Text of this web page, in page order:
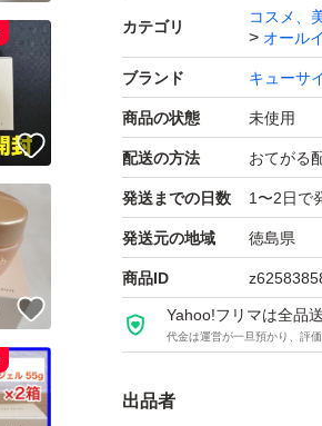
カテゴリ
コスメ、
オール
ブランド キューサ
商品の状態 未使用
配送の方法 おてがる
発送までの日数 1〜2日で
発送元の地域 徳島県
商品ID
Yahoo!フリマは全品
代金は運営が一旦預かり、評
出品者